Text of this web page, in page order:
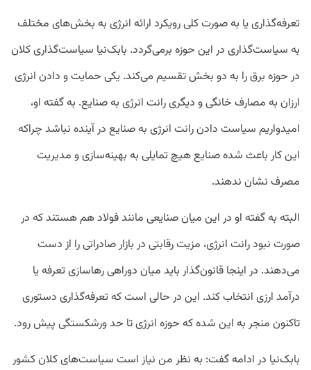
تعرفه‌گذاری یا به صورت کلی رویکرد ارائه انرژی به بخش‌های مختلف
به سیاست‌گذاری در این حوزه برمی‌گردد. بابک‌نیا سیاست‌گذاری کلان
در حوزه برق را به دو بخش تقسیم می‌کند. یکی حمایت و دادن انرژی
ارزان به مصارف خانگی و دیگری رانت انرژی به صنایع. به گفته او،
امیدواریم سیاست دادن رانت انرژی به صنایع در آینده نباشد چراکه
این کار باعث شده صنایع هیچ تمایلی به بهینه‌سازی و مدیریت
مصرف نشان ندهند.
البته به گفته او در این میان صنایعی مانند فولاد هم هستند که در
صورت نبود رانت انرژی، مزیت رقابتی در بازار صادراتی را از دست
می‌دهند. در اینجا قانون‌گذار باید میان دوراهی رهاسازی تعرفه یا
درآمد ارزی انتخاب کند. این در حالی است که تعرفه‌گذاری دستوری
تاکنون منجر به این شده که حوزه انرژی تا حد ورشکستگی پیش رود.
بابک‌نیا در ادامه گفت: به نظر من نیاز است سیاست‌های کلان کشور